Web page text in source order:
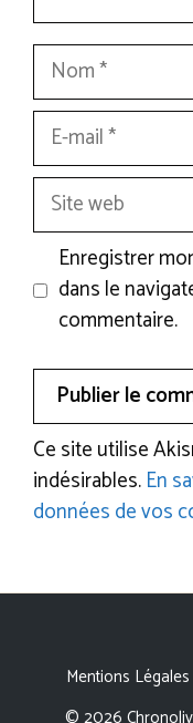
Nom
mail
Site
web
Enregistrer
dans le
commentaire.
Ce site utilise
indésirables.En
données de vos
Mentions Légales